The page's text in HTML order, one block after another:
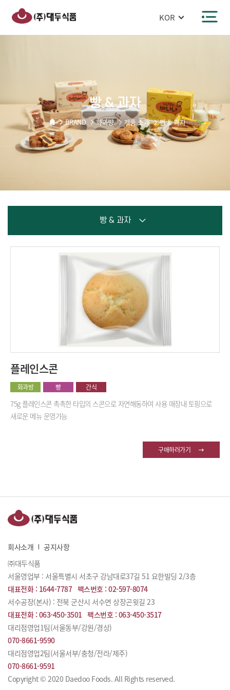
건너뛰기
빵 & 과자
BRAND 화과방 제품 소개 빵 & 과자
빵 & 과자
과자
플레인스콘
화과방 빵 간식
75g 플레인스콘촉촉한 타입의 스콘으로 자연해동하여 사용매장내 토핑으로
새로운 메뉴 운영가능
구매하러가기
회사소개
공지사항
㈜대두식품
서울영업부 : 서울특별시 서초구 강남대로37길 51 요한빌딩 2/3층
대표전화 : 1644-7787팩스번호 : 02-597-8074
서수공장(본사) : 전북 군산시 서수면 상장곤윗길 23
대표전화 : 063-450-3501 팩스번호 : 063-450-3517
대리점영업1팀(서울동부/강원/경상)
070-8661-9590
대리점영업2팀(서울서부/충청/전라/제주)
070-8661-9591
Copyright © 2020 Daedoo Foods. All Rights reserved.